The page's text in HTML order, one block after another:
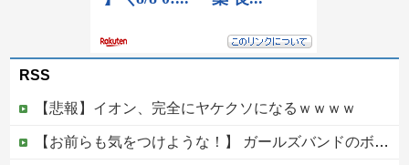
RSS
【悲報】イオン、完全にヤケクソになるｗｗｗｗ
【お前らも気をつけような！】 ガールズバンドのボーカルさん、客席ダイブした結果『こう』なってしまいお気持ち表明してしまう…